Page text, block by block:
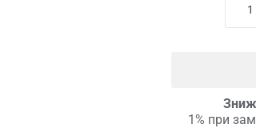
1% при